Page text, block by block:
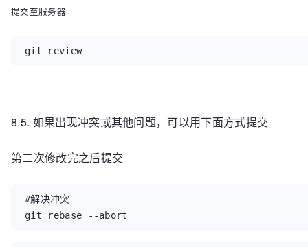
提交至服务器
git review
8.5. 如果出现冲突或其他问题，可以用下面方式提交
第二次修改完之后提交
#解决冲突
git rebase --abort